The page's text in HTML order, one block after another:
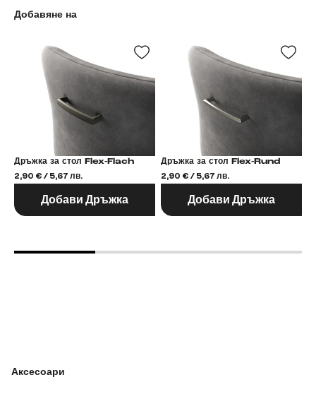
Добавяне на
Дръжка за стол Flex-Flach
2,90 € / 5,67 лв.
Добави Дръжка
Дръжка за стол Flex-Rund
2,90 € / 5,67 лв.
Добави Дръжка
Аксесоари